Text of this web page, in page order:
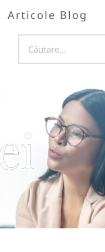
Articole Blog